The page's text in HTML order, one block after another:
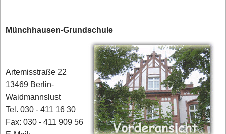
Münchhausen-Grundschule
Artemisstraße 22
13469 Berlin-
Waidmannslust
Tel. 030 - 411 16 30
Fax: 030 - 411 909 56